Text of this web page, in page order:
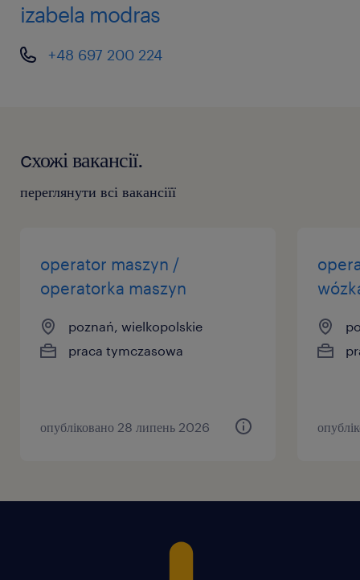
izabela modras
+48 697 200 224
cхожі вакансії.
переглянути всі вакансіїї
operator maszyn /
operatorka maszyn
poznań, wielkopolskie
praca tymczasowa
опубліковано 28 липень 2026